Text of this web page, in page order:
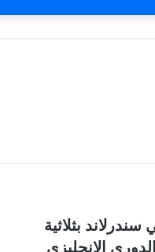
بثلاثية
الإنجليزي